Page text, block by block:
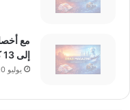
إلى 13 كيلو شهرياً بدون عمليات جراحية
يوليو 10, 2020